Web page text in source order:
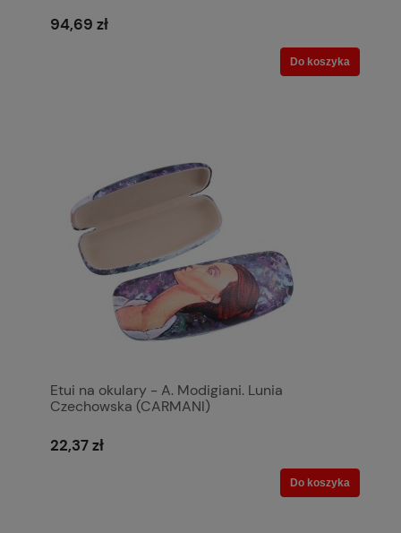
94,69 zł
Do koszyka
Etui na okulary - A. Modigiani. Lunia
Czechowska (CARMANI)
22,37 zł
Do koszyka